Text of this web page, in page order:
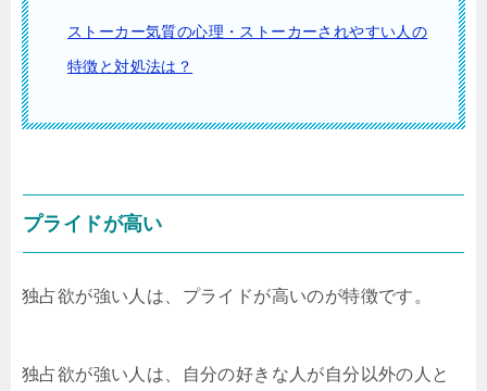
ストーカー気質の心理・ストーカーされやすい人の
特徴と対処法は？
プライドが高い
独占欲が強い人は、プライドが高いのが特徴です。
独占欲が強い人は、自分の好きな人が自分以外の人と